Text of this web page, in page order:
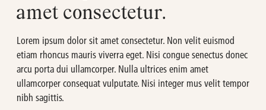
amet consectetur.
Lorem ipsum dolor sit amet consectetur. Non velit euismod
etiam rhoncus mauris viverra eget. Nisi congue senectus donec
arcu porta dui ullamcorper. Nulla ultrices enim amet
ullamcorper consequat vulputate. Nisi integer mus velit tempor
nibh sagittis.